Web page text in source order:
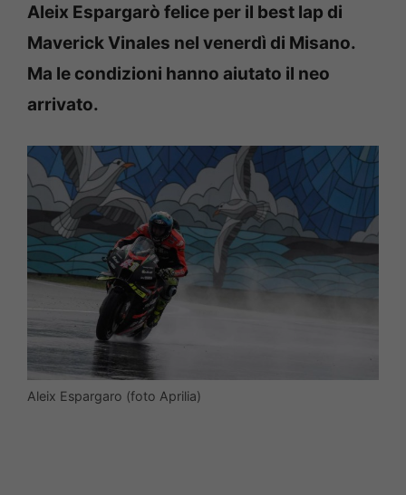
Aleix Espargarò felice per il best lap di
Maverick Vinales nel venerdì di Misano.
Ma le condizioni hanno aiutato il neo
arrivato.
Aleix Espargaro (foto Aprilia)